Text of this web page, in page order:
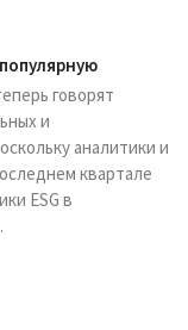
говорят
и
аналитики и
квартале
ESG в